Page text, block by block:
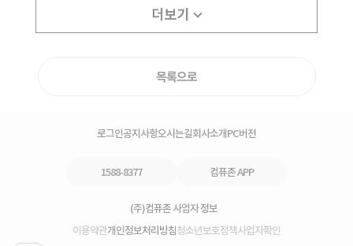
더보기
목록으로
로그인공지사항오시는길회사소개PC버전
1588-8377 컴퓨존 APP
(주)컴퓨존 사업자 정보
이용약관개인정보처리방침청소년보호정책사업자확인